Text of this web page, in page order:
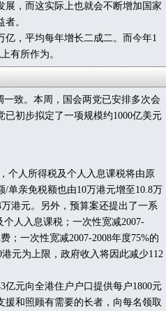
展，而这实际上也就会不断增加国家
。
，平均每年增长二成二。而今年1
有所作为。
致。本周，国会两党已安排多次会
初步拟定了一项规模约1000亿美元
人所得税及个人入息课税将由原
/单亲免税额也由10万港元增至10.8万
港元。另外，预算案还提出了一系
人入息课税；一次性宽减2007-
；一次性宽减2007-2008年度75%的
元为上限，政府收入将因此减少112
元向全港住户户口提供每户1800元
和照顾有需要的长者，向每名领取